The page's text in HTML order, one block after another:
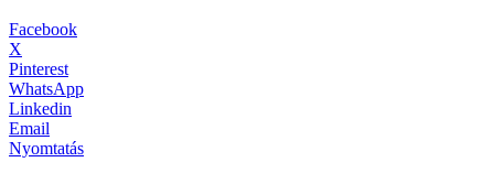
Facebook
X
Pinterest
WhatsApp
Linkedin
Email
Nyomtatás